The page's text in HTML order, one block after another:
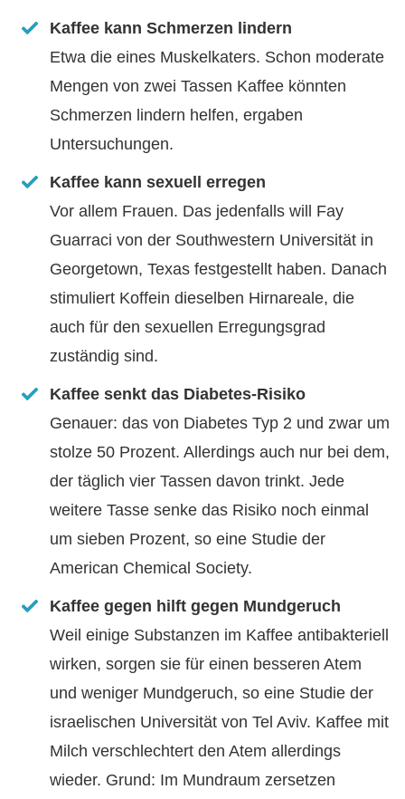
Kaffee kann Schmerzen lindern
Etwa die eines Muskelkaters. Schon moderate
Mengen von zwei Tassen Kaffee könnten
Schmerzen lindern helfen, ergaben
Untersuchungen.
Kaffee kann sexuell erregen
Vor allem Frauen. Das jedenfalls will Fay
Guarraci von der Southwestern Universität in
Georgetown, Texas festgestellt haben. Danach
stimuliert Koffein dieselben Hirnareale, die
auch für den sexuellen Erregungsgrad
zuständig sind.
Kaffee senkt das Diabetes-Risiko
Genauer: das von Diabetes Typ 2 und zwar um
stolze 50 Prozent. Allerdings auch nur bei dem,
der täglich vier Tassen davon trinkt. Jede
weitere Tasse senke das Risiko noch einmal
um sieben Prozent, so eine Studie der
American Chemical Society.
Kaffee gegen hilft gegen Mundgeruch
Weil einige Substanzen im Kaffee antibakteriell
wirken, sorgen sie für einen besseren Atem
und weniger Mundgeruch, so eine Studie der
israelischen Universität von Tel Aviv. Kaffee mit
Milch verschlechtert den Atem allerdings
wieder. Grund: Im Mundraum zersetzen